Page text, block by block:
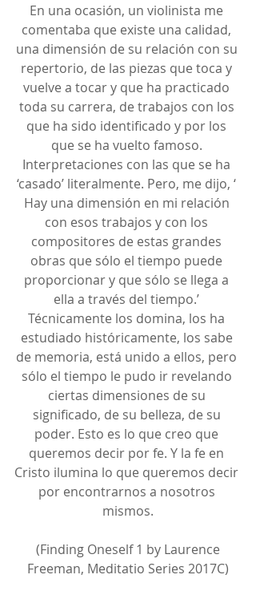
En una ocasión, un violinista me
comentaba que existe una calidad,
una dimensión de su relación con su
repertorio, de las piezas que toca y
vuelve a tocar y que ha practicado
toda su carrera, de trabajos con los
que ha sido identificado y por los
que se ha vuelto famoso.
Interpretaciones con las que se ha
‘casado’ literalmente. Pero, me dijo, ‘
Hay una dimensión en mi relación
con esos trabajos y con los
compositores de estas grandes
obras que sólo el tiempo puede
proporcionar y que sólo se llega a
ella a través del tiempo.’
Técnicamente los domina, los ha
estudiado históricamente, los sabe
de memoria, está unido a ellos, pero
sólo el tiempo le pudo ir revelando
ciertas dimensiones de su
significado, de su belleza, de su
poder. Esto es lo que creo que
queremos decir por fe. Y la fe en
Cristo ilumina lo que queremos decir
por encontrarnos a nosotros
mismos.
Freeman, Meditatio Series 2017C)